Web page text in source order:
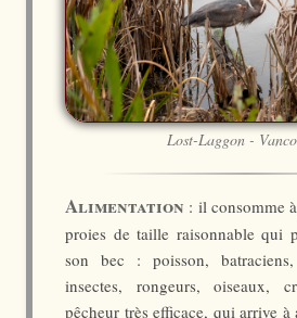
Lost-Laggon -
Alimentation : il consomme
proies de taille raisonnable qui
son bec : poisson, batraciens,
insectes, rongeurs, oiseaux,
pêcheur très efficace, qui arrive à